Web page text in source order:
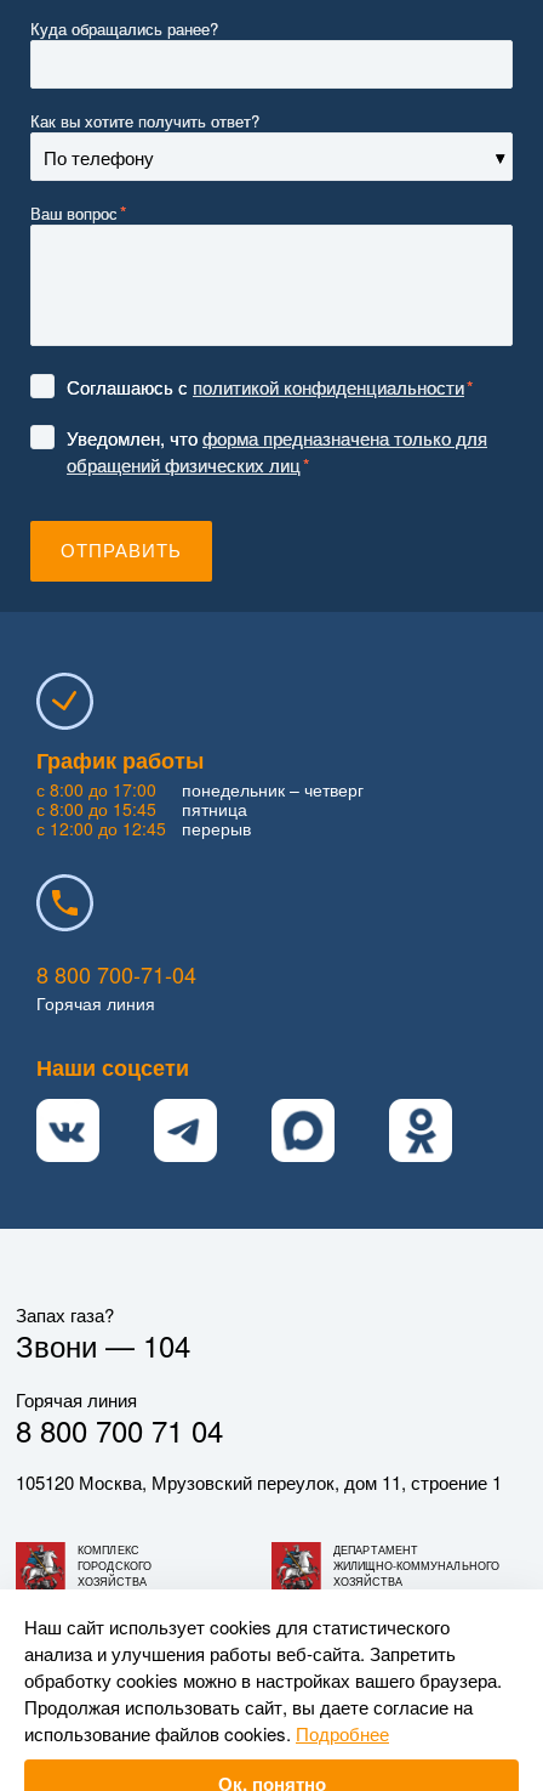
График работы
с 8:00 до 17:00
понедельник – четверг
с 8:00 до 15:45
пятница
с 12:00 до 12:45
перерыв
8 800 700-71-04
Горячая линия
Наши соцсети
Запах газа?
Звони — 104
Горячая линия
8 800 700 71 04
105120 Москва, Мрузовский переулок, дом 11, строение 1
КОМПЛЕКС
ГОРОДСКОГО
ХОЗЯЙСТВА
ДЕПАРТАМЕНТ
ЖИЛИЩНО-КОММУНАЛЬНОГО
ХОЗЯЙСТВА
© АО «МОСГАЗ», 2026. При использовании материалов
ссылка на сайт обязательна.
Разработка и поддержка —Upriver
Наш сайт использует cookies для статистического
анализа и улучшения работы веб-сайта. Запретить
обработку cookies можно в настройках вашего браузера.
Продолжая использовать сайт, вы даете согласие на
использование файлов cookies. Подробнее
Ок, понятно